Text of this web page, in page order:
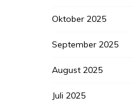
Oktober 2025
September 2025
August 2025
Juli 2025